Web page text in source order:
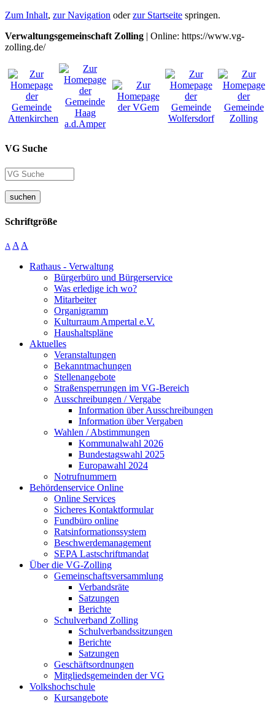
Zum Inhalt, zur Navigation oderzur Startseite springen.
Verwaltungsgemeinschaft Zolling | Online: https://www.vg-
zolling.de/
VG Suche
suchen
Schriftgröße
A A A
Rathaus - Verwaltung
Bürgerbüro und Bürgerservice
Was erledige ich wo?
Mitarbeiter
Organigramm
Kulturraum Ampertal e.V.
Haushaltspläne
Aktuelles
Veranstaltungen
Bekanntmachungen
Stellenangebote
Straßensperrungen im VG-Bereich
Ausschreibungen / Vergabe
Information über Ausschreibungen
Information über Vergaben
Wahlen / Abstimmungen
Kommunalwahl 2026
Bundestagswahl 2025
Europawahl 2024
Notrufnummern
Behördenservice Online
Online Services
Sicheres Kontaktformular
Fundbüro online
Ratsinformationssystem
Beschwerdemanagement
SEPA Lastschriftmandat
Über die VG-Zolling
Gemeinschaftsversammlung
Verbandsräte
Satzungen
Berichte
Schulverband Zolling
Schulverbandssitzungen
Berichte
Satzungen
Geschäftsordnungen
Mitgliedsgemeinden der VG
Volkshochschule
Kursangebote